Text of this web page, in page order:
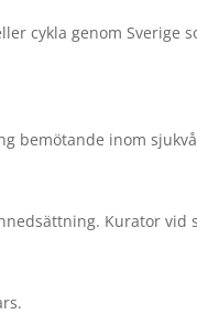
cykla genom Sverige
bemötande inom
Kurator vid